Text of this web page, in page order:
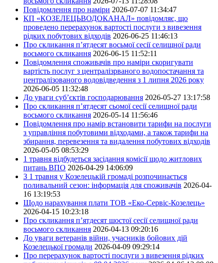
Повідомлення про наміри 2026-07-07 11:34:47
КП «КОЗЕЛЕЦЬВОДОКАНАЛ» повідомляє, що
проведено перерахунок вартості послуги з вивезення
рідких побутових відходів 2026-06-25 11:46:13
Про скликання п’ятдесят восьмої сесії селищної ради
восьмого скликання 2026-06-15 11:52:11
Повідомлення споживачів про наміри скоригувати
вартість послуг з централізрваного водопостачання та
централізованого водовідведення з 1 липня 2026 року
2026-06-05 11:32:48
До уваги суб’єктів господарювання 2026-05-27 13:17:58
Про скликання п’ятдесят сьомої сесії селищної ради
восьмого скликання 2026-05-14 11:56:46
Повідомлення про намір встановити тарифи на послуги
з управління побутовими відходами, а також тарифи на
збирання, перевезення та видалення побутових відходів
2026-05-05 08:53:29
1 травня відбудеться засідання комісії щодо житлових
питань ВПО 2026-04-29 14:06:09
З 1 травня у Козелецькій громаді розпочинається
поливальний сезон: інформація для споживачів 2026-04-
16 13:19:53
Щодо нарахування плати ТОВ «Еко-Сервіс-Козелець»
2026-04-15 10:23:18
Про скликання п’ятдесят шостої сесії селищної ради
восьмого скликання 2026-04-13 09:20:16
До уваги ветеранів війни, учасників бойових дій
Козелецької громади 2026-04-09 09:29:14
Про перерахунок вартості послуги з вивезення рідких